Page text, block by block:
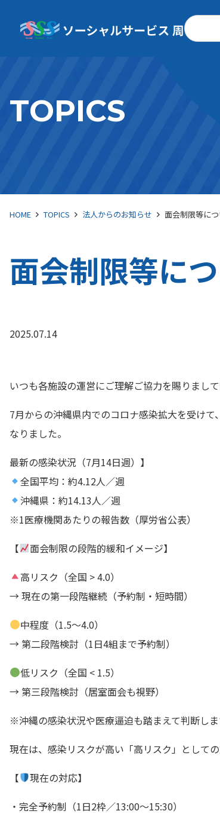
検
索
TOPICS
HOME TOPICS 法人からのお知らせ 面会制限等に
面会制限等に
2025.07.14
いつも各施設の運営にご理解ご協力を賜りまし
7月からの沖縄県内でのコロナ感染拡大を受け
なりました。
最新の感染状況（7月14日週）】
全国平均：約4.12人／週
沖縄県：約14.13人／週
※1医療機関あたりの報告数（厚労省公表）
【
面会制限の段階的緩和イメージ】
高リスク（全国 > 4.0）
→ 現在の第一段階継続（予約制・短時間）
中程度（1.5〜4.0）
→ 第二段階検討（1日4組まで予約制）
低リスク（全国 < 1.5）
→ 第三段階検討（居室面会も視野）
※沖縄の感染状況や医療逼迫も踏まえて判断しま
現在は、感染リスクが高い「高リスク」として
【
現在の対応】
・完全予約制（1日2枠／13:00〜15:30）